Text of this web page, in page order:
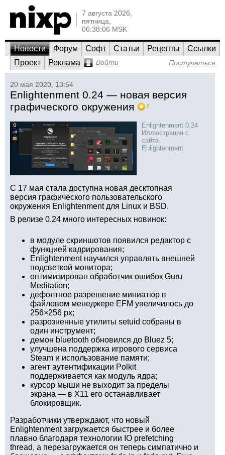
7 августа 2026,
пятница,
06:38:06 MSK
Новости Форум Софт Статьи Рецепты
Ссылки
Проект
Реклама Войти Постучаться
20 мая 2020, 13:54
Enlightenment 0.24 — новая версия
графического окружения
2
Enlightenment 0.24
Иллюстрация с
сайта
Enlightenment
С 17 мая стала доступна новая десктопная
версия графического пользовательского
окружения Enlightenment для Linux и BSD.
В релизе 0.24 много интересных новинок:
в модуле скриншотов появился редактор с
функцией кадрирования;
Enlightenment научился управлять внешней
подсветкой монитора;
оптимизирован обработчик ошибок Guru
Meditation;
дефолтное разрешение миниатюр в
файловом менеджере EFM увеличилось до
256×256 px;
разрозненные утилиты setuid собраны в
один инструмент;
демон bluetooth обновился до Bluez 5;
улучшена поддержка игрового сервиса
Steam и использование памяти;
агент аутентификации Polkit
поддерживается как модуль ядра;
курсор мыши не выходит за пределы
экрана — в X11 его останавливает
блокировщик.
Разработчики утверждают, что новый
Enlightenment загружается быстрее и более
плавно благодаря технологии IO prefetching
thread, а перезагружается он теперь симпатично и